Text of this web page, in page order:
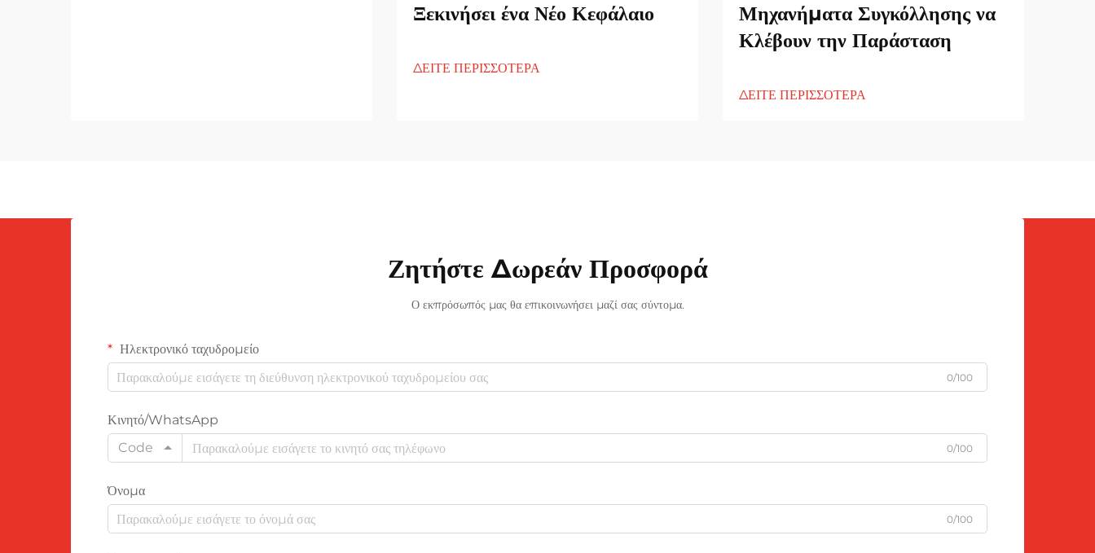
Ξεκινήσει ένα Νέο Κεφάλαιο
ΔΕΙΤΕ ΠΕΡΙΣΣΟΤΕΡΑ
Μηχανήματα Συγκόλλησης να
Κλέβουν την Παράσταση
ΔΕΙΤΕ ΠΕΡΙΣΣΟΤΕΡΑ
Ζητήστε Δωρεάν Προσφορά
Ο εκπρόσωπός μας θα επικοινωνήσει μαζί σας σύντομα.
Ηλεκτρονικό ταχυδρομείο
0/100
Κινητό/WhatsApp
Code
0/100
Όνομα
0/100